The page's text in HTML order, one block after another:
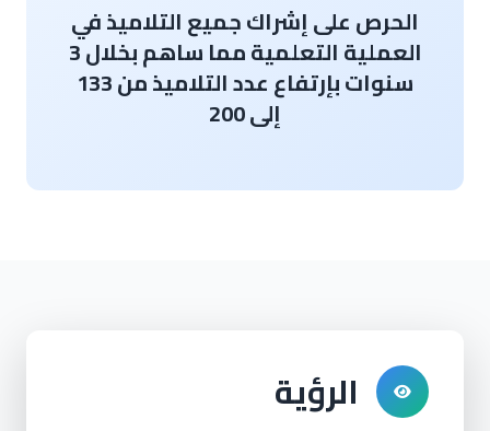
الحرص على إشراك جميع التلاميذ في
العملية التعلمية مما ساهم بخلال 3
سنوات بإرتفاع عدد التلاميذ من 133
إلى 200
الرؤية